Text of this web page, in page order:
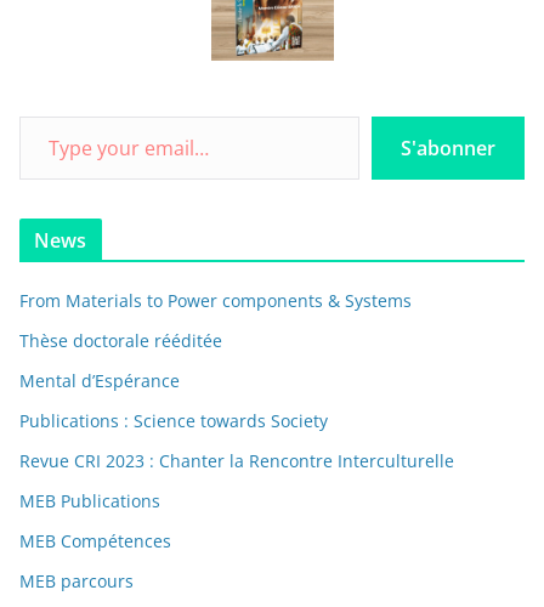
S'abonner
News
From Materials to Power components & Systems
Thèse doctorale rééditée
Mental d’Espérance
Publications : Science towards Society
Revue CRI 2023 : Chanter la Rencontre Interculturelle
MEB Publications
MEB Compétences
MEB parcours